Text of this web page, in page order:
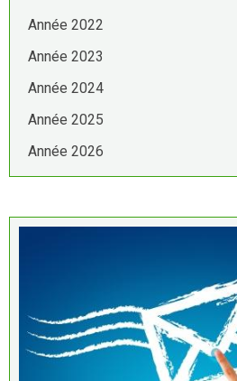
Année 2022
Année 2023
Année 2024
Année 2025
Année 2026